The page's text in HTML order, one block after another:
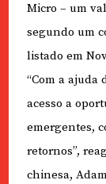
Micro – um
segundo um
listado em
“Com a ajuda
acesso a
emergentes,
retornos”,
chinesa,